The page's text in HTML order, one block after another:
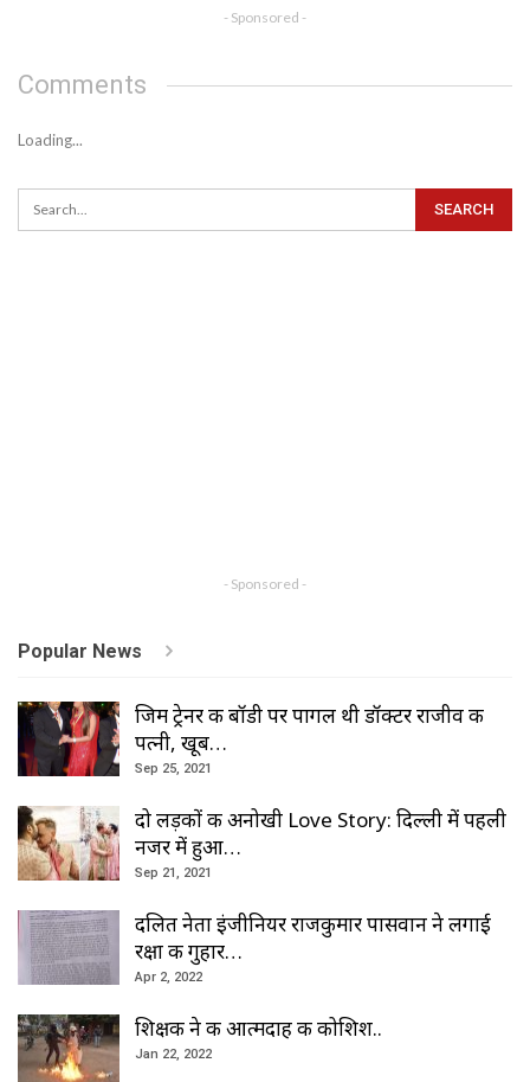
- Sponsored -
Comments
Loading...
- Sponsored -
Popular News
जिम ट्रेनर की बॉडी पर पागल थी डॉक्टर राजीव की
पत्नी, खूब…
Sep 25, 2021
दो लड़कों की अनोखी Love Story: दिल्ली में पहली
नजर में हुआ…
Sep 21, 2021
दलित नेता इंजीनियर राजकुमार पासवान ने लगाई
रक्षा की गुहार…
Apr 2, 2022
शिक्षक ने की आत्मदाह की कोशिश..
Jan 22, 2022